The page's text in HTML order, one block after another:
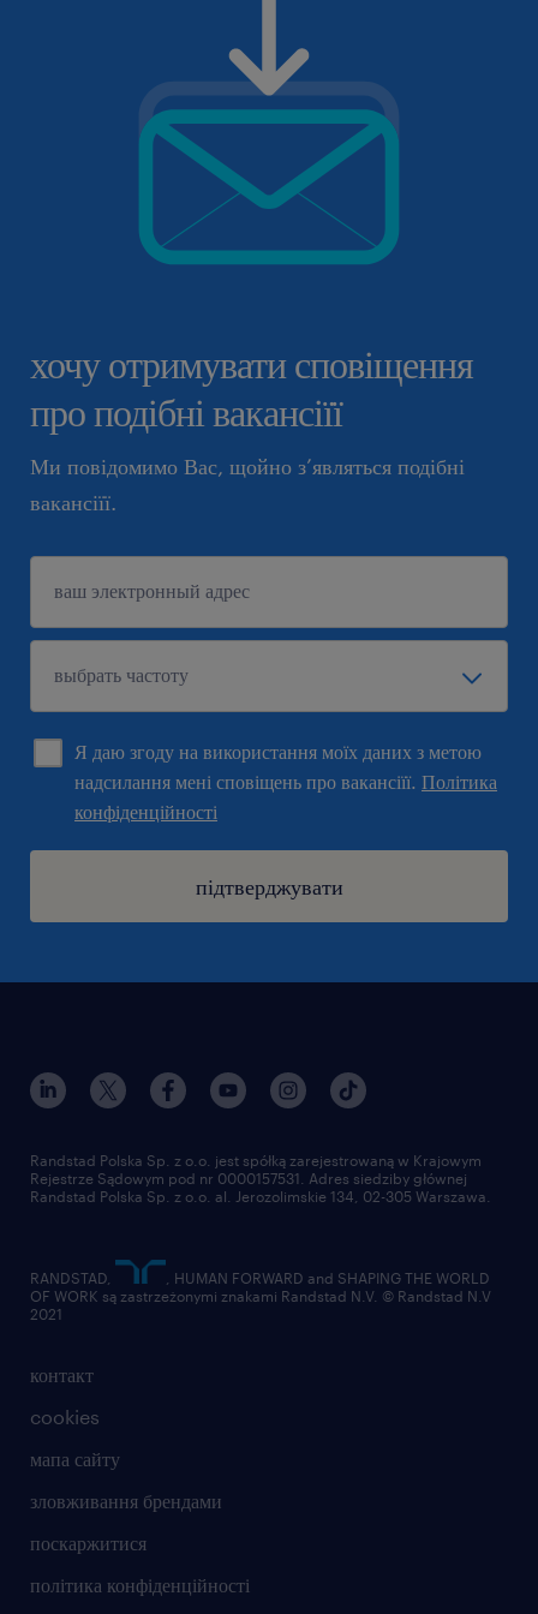
хочу отримувати сповіщення
про подібні вакансіїї
Ми повідомимо Вас, щойно з’являться подібні
вакансіїї.
Я даю згоду на використання моїх даних з метою
надсилання мені сповіщень про вакансіїї. Політика
конфіденційності
підтверджувати
контакт
cookies
мапа сайту
зловживання брендами
поскаржитися
політика конфіденційності
Randstad Polska Sp. z o.o. jest spółką zarejestrowaną w Krajowym
Rejestrze Sądowym pod nr 0000157531. Adres siedziby głównej
Randstad Polska Sp. z o.o. al. Jerozolimskie 134, 02-305 Warszawa.
RANDSTAD,
, HUMAN FORWARD and SHAPING THE WORLD
OF WORK są zastrzeżonymi znakami Randstad N.V. © Randstad N.V
2021